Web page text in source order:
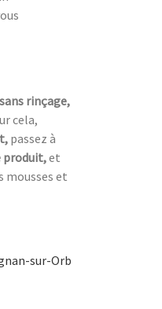
sans rinçage,
cela,
passez à
produit,et
mousses et
sur-Orb